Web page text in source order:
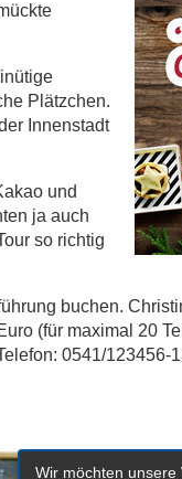
Plätzchen.
Innenstadt
und
ja auch
so richtig
buchen.
(für maximal 20
0541/123456-
Wir möchten unsere